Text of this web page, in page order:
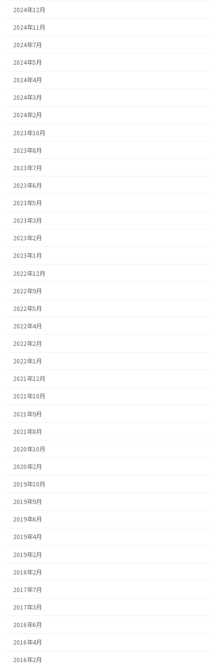
2024年12月
2024年11月
2024年7月
2024年5月
2024年4月
2024年3月
2024年2月
2023年10月
2023年8月
2023年7月
2023年6月
2023年5月
2023年3月
2023年2月
2023年1月
2022年12月
2022年9月
2022年5月
2022年4月
2022年2月
2022年1月
2021年12月
2021年10月
2021年9月
2021年8月
2020年10月
2020年2月
2019年10月
2019年9月
2019年6月
2019年4月
2019年2月
2018年2月
2017年7月
2017年3月
2016年6月
2016年4月
2016年2月